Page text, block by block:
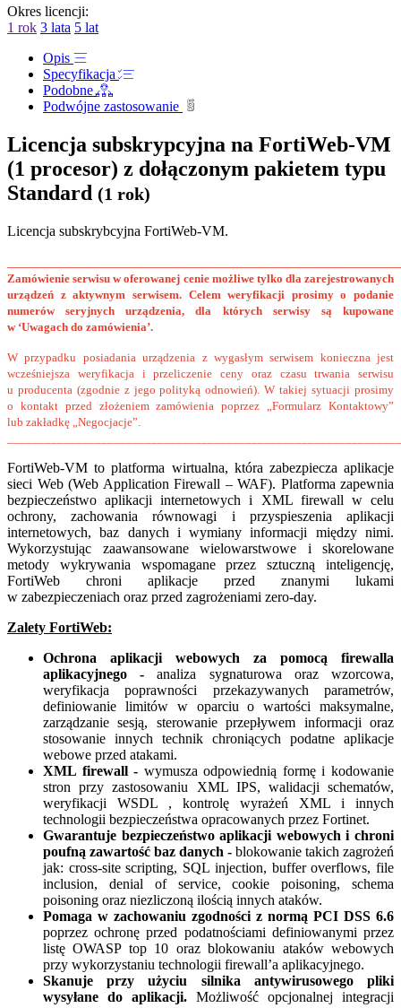
Okres licencji:
1 rok 3 lata 5 lat
Opis
Specyfikacja
Podobne
Podwójne zastosowanie
Licencja subskrypcyjna na FortiWeb-VM
(1 procesor) z dołączonym pakietem typu
Standard (1 rok)
Licencja subskrybcyjna FortiWeb-VM.
Zamówienie serwisu w oferowanej cenie możliwe tylko dla zarejestrowanych
urządzeń z aktywnym serwisem. Celem weryfikacji prosimy o podanie
numerów seryjnych urządzenia, dla których serwisy są kupowane
w ‘Uwagach do zamówienia’.
W przypadku posiadania urządzenia z wygasłym serwisem konieczna jest
wcześniejsza weryfikacja i przeliczenie ceny oraz czasu trwania serwisu
u producenta (zgodnie z jego polityką odnowień). W takiej sytuacji prosimy
o kontakt przed złożeniem zamówienia poprzez „Formularz Kontaktowy”
lub zakładkę „Negocjacje”.
FortiWeb-VM to platforma wirtualna, która zabezpiecza aplikacje
sieci Web (Web Application Firewall – WAF). Platforma zapewnia
bezpieczeństwo aplikacji internetowych i XML firewall w celu
ochrony, zachowania równowagi i przyspieszenia aplikacji
internetowych, baz danych i wymiany informacji między nimi.
Wykorzystując zaawansowane wielowarstwowe i skorelowane
metody wykrywania wspomagane przez sztuczną inteligencję,
FortiWeb chroni aplikacje przed znanymi lukami
w zabezpieczeniach oraz przed zagrożeniami zero-day.
Zalety FortiWeb:
Ochrona aplikacji webowych za pomocą firewalla
aplikacyjnego -analiza sygnaturowa oraz wzorcowa,
weryfikacja poprawności przekazywanych parametrów,
definiowanie limitów w oparciu o wartości maksymalne,
zarządzanie sesją, sterowanie przepływem informacji oraz
stosowanie innych technik chroniących podatne aplikacje
webowe przed atakami.
XML firewall - wymusza odpowiednią formę i kodowanie
stron przy zastosowaniu XML IPS, walidacji schematów,
weryfikacji WSDL , kontrolę wyrażeń XML i innych
technologii bezpieczeństwa opracowanych przez Fortinet.
Gwarantuje bezpieczeństwo aplikacji webowych i chroni
poufną zawartość baz danych - blokowanie takich zagrożeń
jak: cross-site scripting, SQL injection, buffer overflows, file
inclusion, denial of service, cookie poisoning, schema
poisoning oraz niezliczoną ilością innych ataków.
Pomaga w zachowaniu zgodności z normą PCI DSS 6.6
poprzez ochronę przed podatnościami definiowanymi przez
listę OWASP top 10 oraz blokowaniu ataków webowych
przy wykorzystaniu technologii firewall’a aplikacyjnego.
Skanuje przy użyciu silnika antywirusowego pliki
wysyłane do aplikacji. Możliwość opcjonalnej integracji